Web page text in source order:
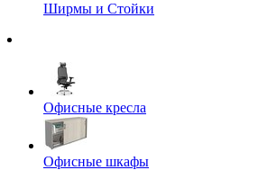
Ширмы и Стойки
Офисные кресла
Офисные шкафы